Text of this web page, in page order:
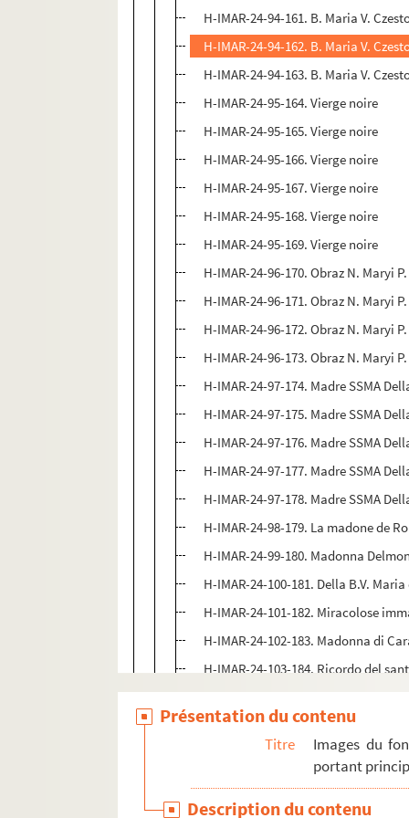
H-IMAR-24-94-161. B. Maria V.
H-IMAR-24-94-162. B. Maria V.
H-IMAR-24-94-163. B. Maria V.
H-IMAR-24-95-164. Vierge noire
H-IMAR-24-95-165. Vierge noire
H-IMAR-24-95-166. Vierge noire
H-IMAR-24-95-167. Vierge noire
H-IMAR-24-95-168. Vierge noire
H-IMAR-24-95-169. Vierge noire
H-IMAR-24-96-170. Obraz N. Maryi
H-IMAR-24-96-171. Obraz N. Maryi
H-IMAR-24-96-172. Obraz N. Maryi
H-IMAR-24-96-173. Obraz N. Maryi
H-IMAR-24-97-174. Madre SSMA
H-IMAR-24-97-175. Madre SSMA
H-IMAR-24-97-176. Madre SSMA
H-IMAR-24-97-177. Madre SSMA
H-IMAR-24-97-178. Madre SSMA
H-IMAR-24-98-179. La madone de
H-IMAR-24-99-180. Madonna
H-IMAR-24-100-181. Della B.V.
H-IMAR-24-101-182. Miracolose
H-IMAR-24-102-183. Madonna di
H-IMAR-24-103-184. Ricordo del
H-IMAR-24-103-185. Ricordo del
H-IMAR-24-103-186. Ricordo del
H-IMAR-24-103-187. Ricordo del
H-IMAR-24-103-189. Ricordo del
Présentation du contenu
Titre
Images du
portant
Description du contenu